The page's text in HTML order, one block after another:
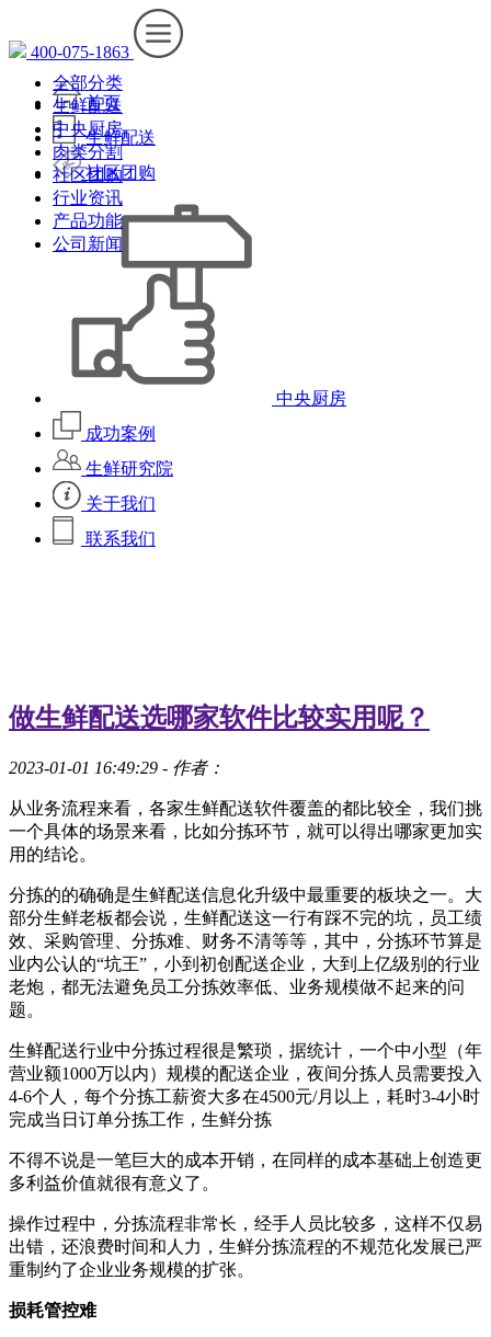
400-075-1863
首页
生鲜配送
社区团购
中央厨房
成功案例
生鲜研究院
关于我们
联系我们
全部分类
生鲜配送
中央厨房
肉类分割
社区团购
行业资讯
产品功能
公司新闻
做生鲜配送选哪家软件比较实用呢？
2023-01-01 16:49:29 - 作者：
从业务流程来看，各家生鲜配送软件覆盖的都比较全，我们挑
一个具体的场景来看，比如分拣环节，就可以得出哪家更加实
用的结论。
分拣的的确确是生鲜配送信息化升级中最重要的板块之一。大
部分生鲜老板都会说，生鲜配送这一行有踩不完的坑，员工绩
效、采购管理、分拣难、财务不清等等，其中，分拣环节算是
业内公认的“坑王”，小到初创配送企业，大到上亿级别的行业
老炮，都无法避免员工分拣效率低、业务规模做不起来的问
题。
生鲜配送行业中分拣过程很是繁琐，据统计，一个中小型（年
营业额1000万以内）规模的配送企业，夜间分拣人员需要投入
4-6个人，每个分拣工薪资大多在4500元/月以上，耗时3-4小时
完成当日订单分拣工作，生鲜分拣
不得不说是一笔巨大的成本开销，在同样的成本基础上创造更
多利益价值就很有意义了。
操作过程中，分拣流程非常长，经手人员比较多，这样不仅易
出错，还浪费时间和人力，生鲜分拣流程的不规范化发展已严
重制约了企业业务规模的扩张。
损耗管控难